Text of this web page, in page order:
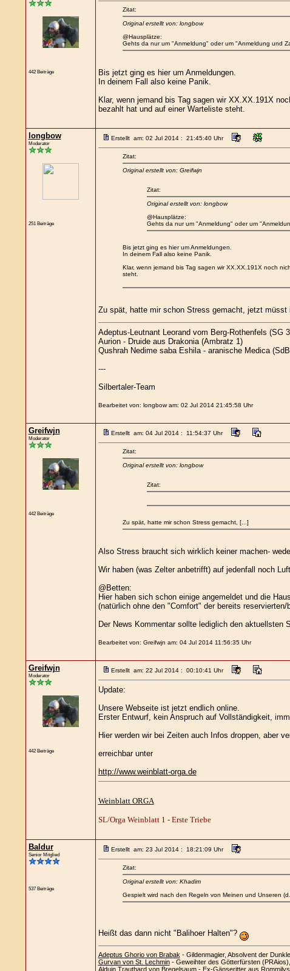
442 Beiträge
Zitat:
Original erstellt von: longbow
@Hausplätze:
Gehts da nur um "Anmeldung" oder um "Anmeldung und
Bis jetzt ging es hier um Anmeldungen.
In deinem Fall also keine Panik.
Klar, wenn jemand bis Tag sagen wir XX.XX.191X
bezahlt hat und auf einer Warteliste steht.
longbow
Moderator
251 Beiträge
Erstellt am: 02 Jul 2014 : 21:45:40 Uhr
Zitat:
Original erstellt von: Greifwjn
Zitat:
Original erstellt von: longbow
@Hausplätze:
Gehts da nur um "Anmeldung" oder um
Bis jetzt ging es hier um Anmeldungen.
In deinem Fall also keine Panik.
Klar, wenn jemand bis Tag sagen wir XX.XX.191X noch
steht.
Zu spät, hatte mir schon Stress gemacht, jetzt
Adeptus-Leutnant Leorand vom Berg-Rothenfels (SG
Aurion - Druide aus Drakonia (Ambratz 1)
Qushrah Nedime saba Eshila - aranische Medica
---
Silbertaler-Team
Bearbeitet von: longbow am: 02 Jul 2014 21:45:58 Uhr
Greifwjn
Moderator
442 Beiträge
Erstellt am: 04 Jul 2014 : 11:54:37 Uhr
Zitat:
Original erstellt von: longbow
Zitat:
Zu spät, hatte mir schon Stress gemacht, [...]
Also Stress braucht sich wirklich keiner machen-
Wir haben (was Zelter anbetrifft) auf jedenfall noch
@Betten:
Hier haben sich schon einige angemeldet und die
(natürlich ohne den "Comfort" der bereits
Der News Kommentar sollte lediglich den aktuellsten
Bearbeitet von: Greifwjn am: 04 Jul 2014 11:56:35 Uhr
Greifwjn
Moderator
442 Beiträge
Erstellt am: 22 Jul 2014 : 00:10:41 Uhr
Update:
Unsere Webseite ist jetzt endlich online.
Erster Entwurf, kein Anspruch auf Vollständigkeit,
Hier werden wir bei Zeiten auch Infos droppen, aber
erreichbar unter
http://www.weinblatt-orga.de
Weinblatt ORGA
SL/Orga Weinblatt 1 - Erste Triebe
Baldur
Senior Mitglied
537 Beiträge
Erstellt am: 23 Jul 2014 : 18:21:09 Uhr
Zitat:
Original erstellt von: Khadim
Gespielt wird nach den Regeln von Meinen und Unseren
Heißt das dann nicht "Balihoer Halten"?
Adeptus Ghorio von Brabak - Gildenmagier, Absolvent der
Gurvan von St. Lechmin- Geweihter des Götterfürsten
Alduin Trauthard von Bregelsaum- Ex-Gänseritter aus